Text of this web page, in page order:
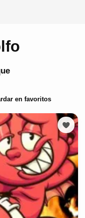
en favoritos